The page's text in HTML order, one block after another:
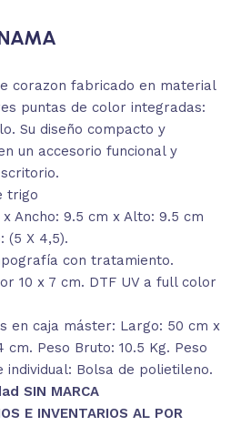
corazon fabricado en material
puntas de color integradas:
Su diseño compacto y
un accesorio funcional y
trigo
Ancho: 9.5 cm x Alto: 9.5 cm
(5 X 4,5).
con tratamiento.
10 x 7 cm. DTF UV a full color
en caja máster: Largo: 50 cm x
Peso Bruto: 10.5 Kg. Peso
individual: Bolsa de polietileno.
SIN MARCA
E INVENTARIOS AL POR